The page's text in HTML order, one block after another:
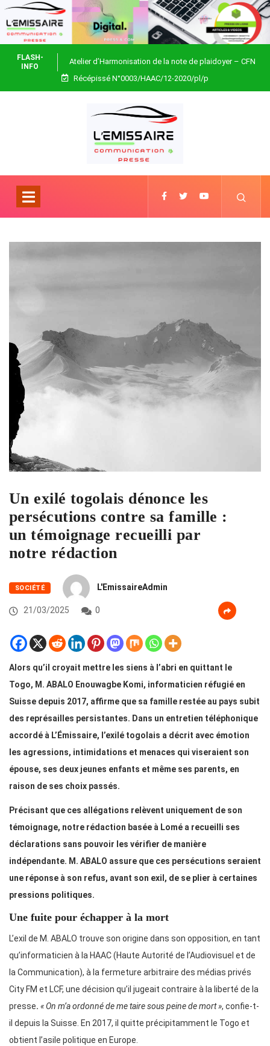
FLASH-
INFO
Atelier d’Harmonisation de la note de plaidoyer – CFN
Togo
Récépissé N°0003/HAAC/12-2020/pl/p
Un exilé togolais dénonce les
persécutions contre sa famille :
un témoignage recueilli par
notre rédaction
SOCIÉTÉ L'EmissaireAdmin
21/03/2025 0
Alors qu’il croyait mettre les siens à l’abri en quittant le
Togo, M. ABALO Enouwagbe Komi, informaticien réfugié en
Suisse depuis 2017, affirme que sa famille restée au pays subit
des représailles persistantes. Dans un entretien téléphonique
accordé à L’Émissaire, l’exilé togolais a décrit avec émotion
les agressions, intimidations et menaces qui viseraient son
épouse, ses deux jeunes enfants et même ses parents, en
raison de ses choix passés.
Précisant que ces allégations relèvent uniquement de son
témoignage, notre rédaction basée à Lomé a recueilli ses
déclarations sans pouvoir les vérifier de manière
indépendante. M. ABALO assure que ces persécutions seraient
une réponse à son refus, avant son exil, de se plier à certaines
pressions politiques.
Une fuite pour échapper à la mort
L’exil de M. ABALO trouve son origine dans son opposition, en tant
qu’informaticien à la HAAC (Haute Autorité de l’Audiovisuel et de
la Communication), à la fermeture arbitraire des médias privés
City FM et LCF, une décision qu’il jugeait contraire à la liberté de la
presse. « On m’a ordonné de me taire sous peine de mort », confie-t-
il depuis la Suisse. En 2017, il quitte précipitamment le Togo et
obtient l’asile politique en Europe.